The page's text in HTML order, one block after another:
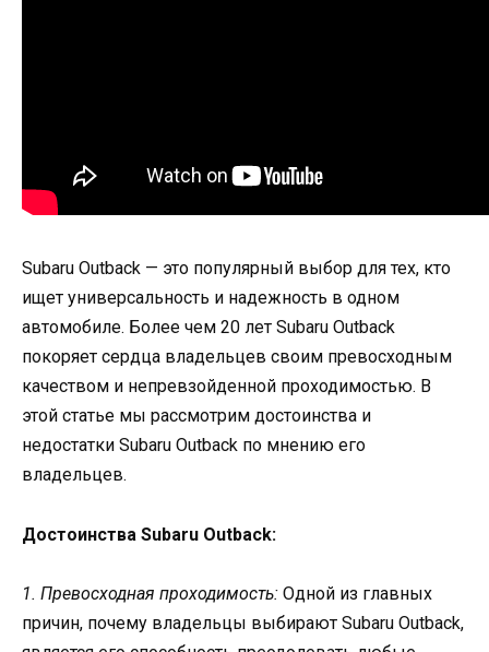
Subaru Outback — это популярный выбор для тех, кто
ищет универсальность и надежность в одном
автомобиле. Более чем 20 лет Subaru Outback
покоряет сердца владельцев своим превосходным
качеством и непревзойденной проходимостью. В
этой статье мы рассмотрим достоинства и
недостатки Subaru Outback по мнению его
владельцев.
Достоинства Subaru Outback:
1. Превосходная проходимость: Одной из главных
причин, почему владельцы выбирают Subaru Outback,